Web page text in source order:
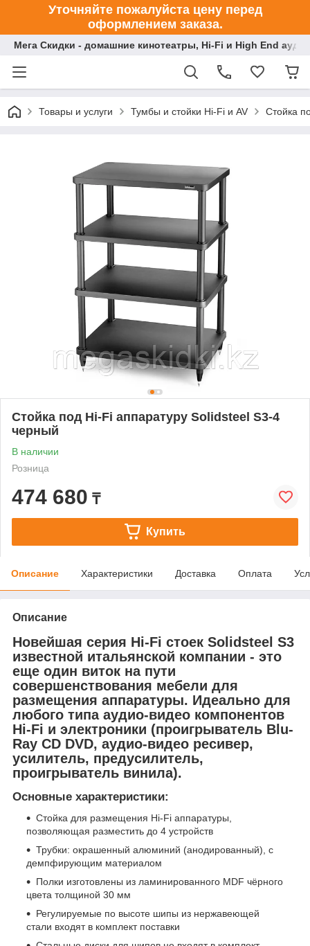
Уточняйте пожалуйста цену перед
оформлением заказа.
Мега Скидки - домашние кинотеатры, Hi-Fi и High End
Товары и услуги Тумбы и стойки Hi-Fi и AV Стойка
Стойка под Hi-Fi аппаратуру Solidsteel S3-4
черный
В наличии
Розница
474 680 ₸
Купить
Описание Характеристики Доставка Оплата
Описание
Новейшая серия Hi-Fi стоек Solidsteel S3
известной итальянской компании - это
еще один виток на пути
совершенствования мебели для
размещения аппаратуры. Идеально для
любого типа аудио-видео компонентов
Hi-Fi и электроники (проигрыватель Blu-
Ray CD DVD, аудио-видео ресивер,
усилитель, предусилитель,
проигрыватель винила).
Основные характеристики:
Стойка для размещения Hi-Fi аппаратуры,
позволяющая разместить до 4 устройств
Трубки: окрашенный алюминий (анодированный), с
демпфирующим материалом
Полки изготовлены из ламинированного MDF чёрного
цвета толщиной 30 мм
Регулируемые по высоте шипы из нержавеющей
стали входят в комплект поставки